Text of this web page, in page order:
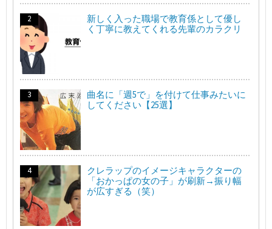
新しく入った職場で教育係として優し
く丁寧に教えてくれる先輩のカラクリ
曲名に「週5で」を付けて仕事みたいに
してください【25選】
クレラップのイメージキャラクターの
「おかっぱの女の子」が刷新→振り幅
が広すぎる（笑）